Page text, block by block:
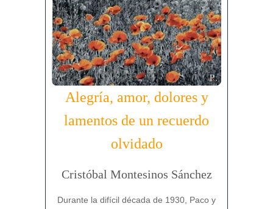
Alegría, amor, dolores y
lamentos de un recuerdo
olvidado
Cristóbal Montesinos Sánchez
Durante la difícil década de 1930, Paco y